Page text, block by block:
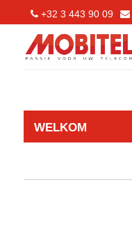
+32 3 443 90 09
WELKOM